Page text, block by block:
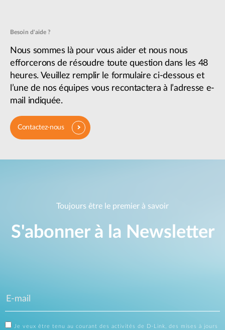
Besoin d'aide ?
Nous sommes là pour vous aider et nous nous
efforcerons de résoudre toute question dans les 48
heures. Veuillez remplir le formulaire ci-dessous et
l’une de nos équipes vous recontactera à l’adresse e-
mail indiquée.
Contactez-nous
Toujours être le premier à savoir
S'abonner à la Newsletter
Je veux être tenu au courant des activités de D-Link, des mises à jours